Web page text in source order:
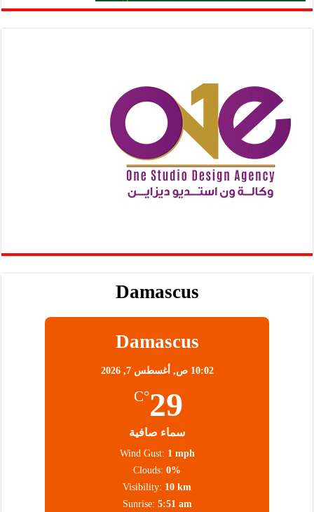
Damascus
Damascus
10:02 ص, أغسطس 7, 2026
29
°C
سماء صافية
Wind Gust: 1 mph
Clouds: 0%
Visibility: 10 km
Sunrise: 5:51 am